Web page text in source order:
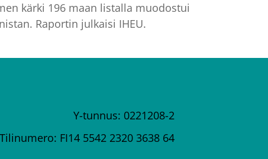
kärki 196 maan listalla muodostui
Raportin julkaisi IHEU.
Y-tunnus: 0221208-2
Tilinumero: FI14 5542 2320 3638 64